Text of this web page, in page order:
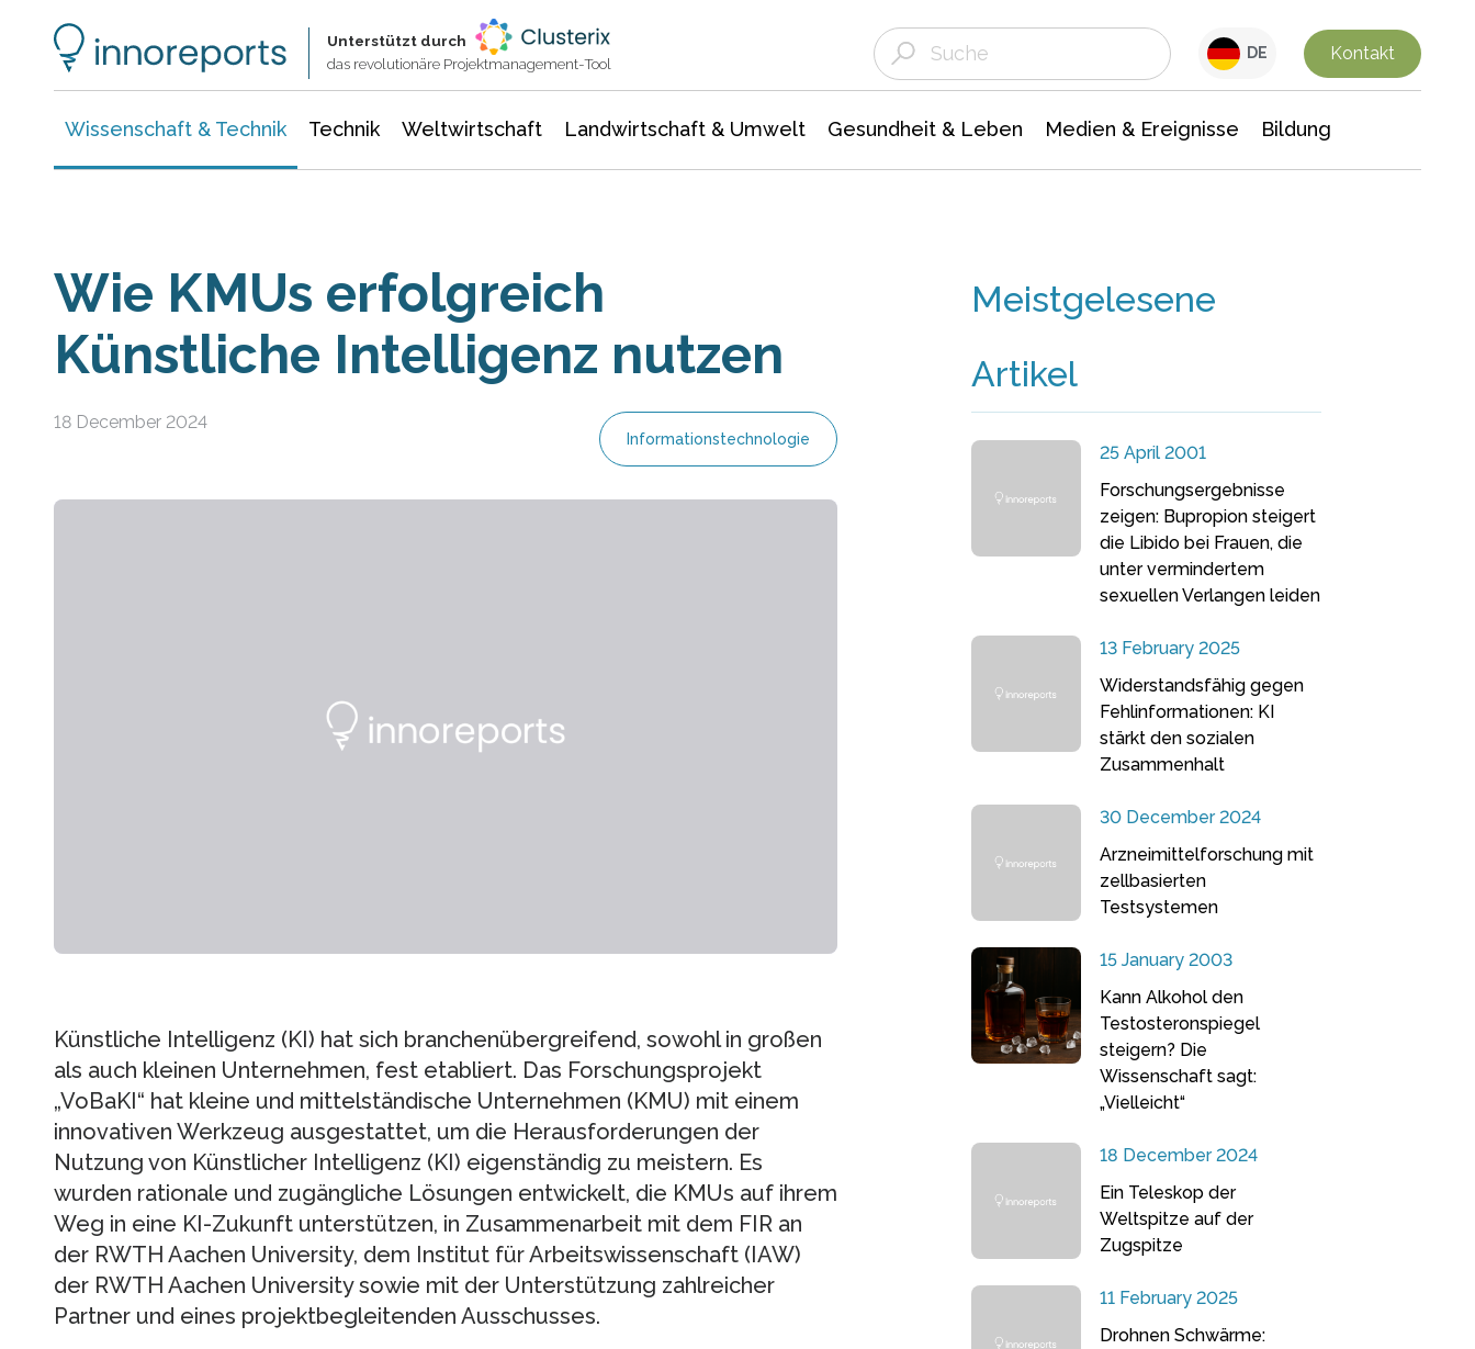
Unterstützt durch
das revolutionäre Projektmanagement-Tool
DE Kontakt
Wissenschaft & Technik Technik Weltwirtschaft Landwirtschaft & Umwelt Gesundheit & Leben Medien & Ereignisse Bildung
Wie KMUs erfolgreich
Künstliche Intelligenz nutzen
18 December 2024
Informationstechnologie
Künstliche Intelligenz (KI) hat sich branchenübergreifend, sowohl in großen
als auch kleinen Unternehmen, fest etabliert. Das Forschungsprojekt
„VoBaKI“ hat kleine und mittelständische Unternehmen (KMU) mit einem
innovativen Werkzeug ausgestattet, um die Herausforderungen der
Nutzung von Künstlicher Intelligenz (KI) eigenständig zu meistern. Es
wurden rationale und zugängliche Lösungen entwickelt, die KMUs auf ihrem
Weg in eine KI-Zukunft unterstützen, in Zusammenarbeit mit dem FIR an
der RWTH Aachen University, dem Institut für Arbeitswissenschaft (IAW)
der RWTH Aachen University sowie mit der Unterstützung zahlreicher
Partner und eines projektbegleitenden Ausschusses.
Meistgelesene
Artikel
25 April 2001
Forschungsergebnisse
zeigen: Bupropion steigert
die Libido bei Frauen, die
unter vermindertem
sexuellen Verlangen leiden
13 February 2025
Widerstandsfähig gegen
Fehlinformationen: KI
stärkt den sozialen
Zusammenhalt
30 December 2024
Arzneimittelforschung mit
zellbasierten
Testsystemen
15 January 2003
Kann Alkohol den
Testosteronspiegel
steigern? Die
Wissenschaft sagt:
„Vielleicht“
18 December 2024
Ein Teleskop der
Weltspitze auf der
Zugspitze
11 February 2025
Drohnen Schwärme: